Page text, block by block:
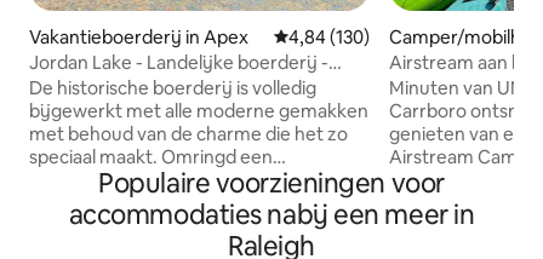
Vakantieboerderij in Apex Gemiddelde beoordeling van
4,84 (130)
Jordan Lake - Landelijke boerderij -
breng je boot mee!
De historische boerderij is volledig
bijgewerkt met alle moderne gemakken
met behoud van de charme die het zo
speciaal maakt. Omringd een
paardenboerderij, schuren en een
schilderachtige vijver. Deze huizen
bieden een toevluchtsoord terwijl het
nog steeds dicht bij Chapel Hill, Durham
Camper/
el Hill
Airstream aan
Dicht bij UNC
Minuten van UNC
Carrboro
genieten van
Airstream
board! Geniet
uitzicht op het water De
aan het einde
Populaire voorzieningen voor
accommodaties nabij een meer in
Raleigh